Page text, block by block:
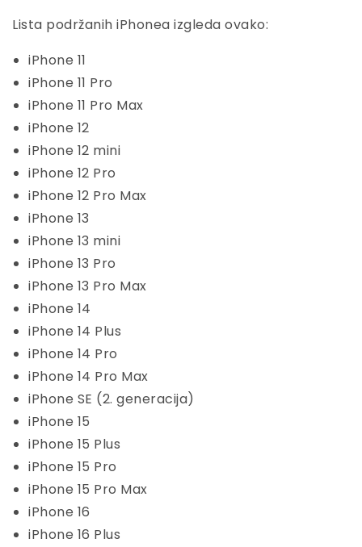
Lista podržanih iPhonea izgleda ovako:
iPhone 11
iPhone 11 Pro
iPhone 11 Pro Max
iPhone 12
iPhone 12 mini
iPhone 12 Pro
iPhone 12 Pro Max
iPhone 13
iPhone 13 mini
iPhone 13 Pro
iPhone 13 Pro Max
iPhone 14
iPhone 14 Plus
iPhone 14 Pro
iPhone 14 Pro Max
iPhone SE (2. generacija)
iPhone 15
iPhone 15 Plus
iPhone 15 Pro
iPhone 15 Pro Max
iPhone 16
iPhone 16 Plus